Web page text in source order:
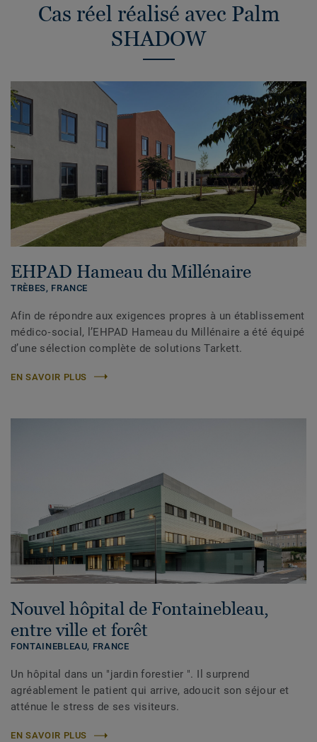
Cas réel réalisé avec Palm
SHADOW
EHPAD Hameau du Millénaire
TRÈBES, FRANCE
Afin de répondre aux exigences propres à un établissement
médico‑social, l’EHPAD Hameau du Millénaire a été équipé
d’une sélection complète de solutions Tarkett.
EN SAVOIR PLUS
Nouvel hôpital de Fontainebleau,
entre ville et forêt
FONTAINEBLEAU, FRANCE
Un hôpital dans un "jardin forestier ". Il surprend
agréablement le patient qui arrive, adoucit son séjour et
atténue le stress de ses visiteurs.
EN SAVOIR PLUS